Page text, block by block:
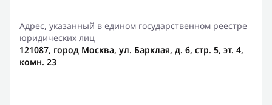
Адрес, указанный в едином государственном реестре
юридических лиц
121087, город Москва, ул. Барклая, д. 6, стр. 5, эт. 4,
комн. 23